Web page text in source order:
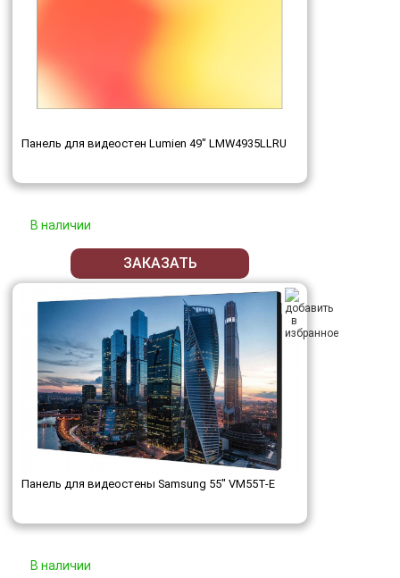
Панель для видеостен Lumien 49" LMW4935LLRU
В наличии
ЗАКАЗАТЬ
Панель для видеостены Samsung 55" VM55T-E
В наличии